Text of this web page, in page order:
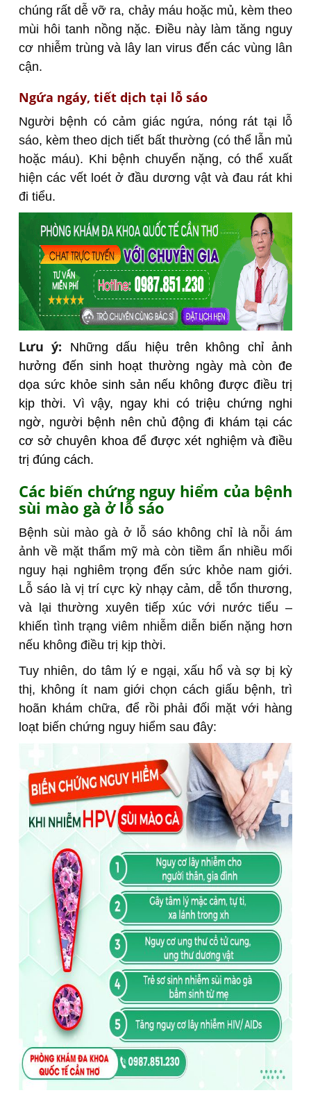
chúng rất dễ vỡ ra, chảy máu hoặc mủ, kèm theo
mùi hôi tanh nồng nặc. Điều này làm tăng nguy
cơ nhiễm trùng và lây lan virus đến các vùng lân
cận.
Ngứa ngáy, tiết dịch tại lỗ sáo
Người bệnh có cảm giác ngứa, nóng rát tại lỗ
sáo, kèm theo dịch tiết bất thường (có thể lẫn mủ
hoặc máu). Khi bệnh chuyển nặng, có thể xuất
hiện các vết loét ở đầu dương vật và đau rát khi
đi tiểu.
Lưu ý: Những dấu hiệu trên không chỉ ảnh
hưởng đến sinh hoạt thường ngày mà còn đe
dọa sức khỏe sinh sản nếu không được điều trị
kịp thời. Vì vậy, ngay khi có triệu chứng nghi
ngờ, người bệnh nên chủ động đi khám tại các
cơ sở chuyên khoa để được xét nghiệm và điều
trị đúng cách.
Các biến chứng nguy hiểm của bệnh
sùi mào gà ở lỗ sáo
Bệnh sùi mào gà ở lỗ sáo không chỉ là nỗi ám
ảnh về mặt thẩm mỹ mà còn tiềm ẩn nhiều mối
nguy hại nghiêm trọng đến sức khỏe nam giới.
Lỗ sáo là vị trí cực kỳ nhạy cảm, dễ tổn thương,
và lại thường xuyên tiếp xúc với nước tiểu –
khiến tình trạng viêm nhiễm diễn biến nặng hơn
nếu không điều trị kịp thời.
Tuy nhiên, do tâm lý e ngại, xấu hổ và sợ bị kỳ
thị, không ít nam giới chọn cách giấu bệnh, trì
hoãn khám chữa, để rồi phải đối mặt với hàng
loạt biến chứng nguy hiểm sau đây: